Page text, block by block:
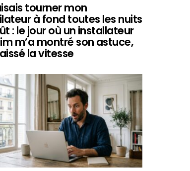
tourner mon
à fond toutes les nuits
: le jour où un installateur
m’a montré son astuce,
la vitesse